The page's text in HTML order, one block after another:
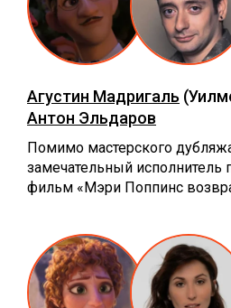
Агустин Мадригаль
Антон Эльдаров
Помимо мастерского
замечательный исполнитель
фильм «Мэри Поппинс